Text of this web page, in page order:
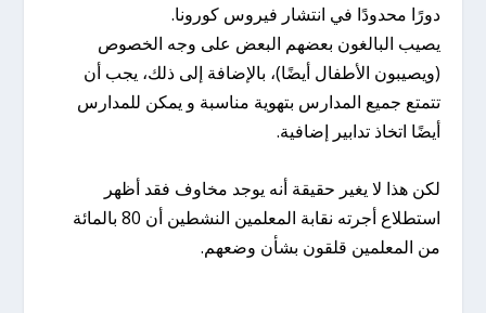
دورًا محدودًا في انتشار فيروس كورونا.
يصيب البالغون بعضهم البعض على وجه الخصوص
(ويصيبون الأطفال أيضًا)، بالإضافة إلى ذلك، يجب أن
تتمتع جميع المدارس بتهوية مناسبة و يمكن للمدارس
أيضًا اتخاذ تدابير إضافية.
لكن هذا لا يغير حقيقة أنه يوجد مخاوف فقد أظهر
استطلاع أجرته نقابة المعلمين النشطين أن 80 بالمائة
من المعلمين قلقون بشأن وضعهم.